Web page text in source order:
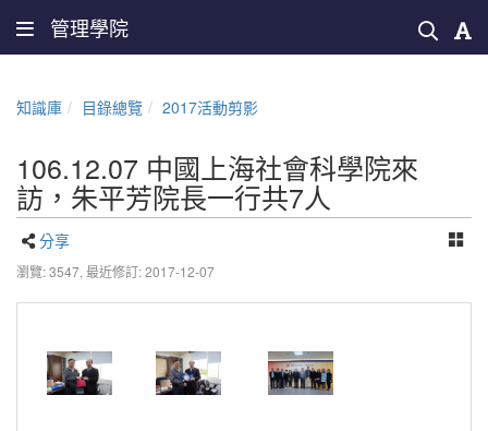
管理學院
知識庫 目錄總覽 2017活動剪影
106.12.07 中國上海社會科學院來
訪，朱平芳院長一行共7人
分享
瀏覽: 3547, 最近修訂: 2017-12-07